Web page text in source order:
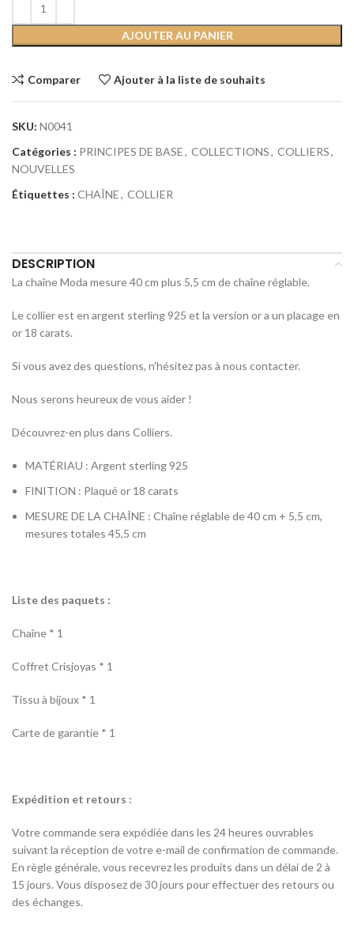
AJOUTER AU PANIER
Comparer Ajouter à la liste de souhaits
SKU: N0041
Catégories : PRINCIPES DE BASE, COLLECTIONS, COLLIERS,
NOUVELLES
Étiquettes : CHAÎNE, COLLIER
DESCRIPTION
La chaîne Moda mesure 40 cm plus 5,5 cm de chaîne réglable.
Le collier est en argent sterling 925 et la version or a un placage en
or 18 carats.
Si vous avez des questions, n'hésitez pas à nous contacter.
Nous serons heureux de vous aider !
Découvrez-en plus dans Colliers.
MATÉRIAU : Argent sterling 925
FINITION : Plaqué or 18 carats
MESURE DE LA CHAÎNE : Chaîne réglable de 40 cm + 5,5 cm,
mesures totales 45,5 cm
Liste des paquets :
Chaîne * 1
Coffret Crisjoyas * 1
Tissu à bijoux * 1
Carte de garantie * 1
Expédition et retours :
Votre commande sera expédiée dans les 24 heures ouvrables
suivant la réception de votre e-mail de confirmation de commande.
En règle générale, vous recevrez les produits dans un délai de 2 à
15 jours. Vous disposez de 30 jours pour effectuer des retours ou
des échanges.